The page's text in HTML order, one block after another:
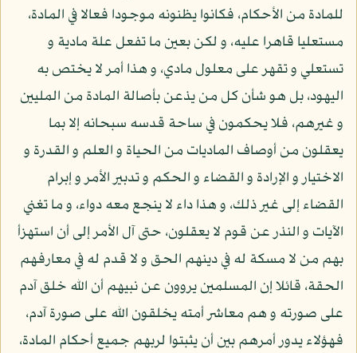
للمادة من الأحكام، فكانوا يظنونه موجودا فعالا في المادة،
مستعليا قاهرا عليه، و لكن بعين ما تفعل علة مادية و
تستعلي و تقهر على معلول مادي، و هذا أمر لا يختص به
اليهود، بل هو شأن كل من يذعن بأصالة المادة من المليين
و غيرهم، فلا يحكمون في ساحة قدسه سبحانه إلا بما
يعقلون من أوصاف الماديات من الحياة و العلم و القدرة و
الاختيار و الإرادة و القضاء و الحكم و تدبير الأمر و إبرام
القضاء إلى غير ذلك، و هذا داء لا ينجع معه دواء، و ما تغني
الآيات و النذر عن قوم لا يعقلون، حتى آل الأمر إلى أن استهزأ
بهم من لا مسكة له في دينهم الحق و لا قدم له في معارفهم
الحقة، قائلا إن المسلمين يروون عن نبيهم أن الله خلق آدم
على صورته و هم معاشر أمته يخلقون الله على صورة آدم،
فهؤلاء يدور أمرهم بين أن يثبتوا لربهم جميع أحكام المادة،